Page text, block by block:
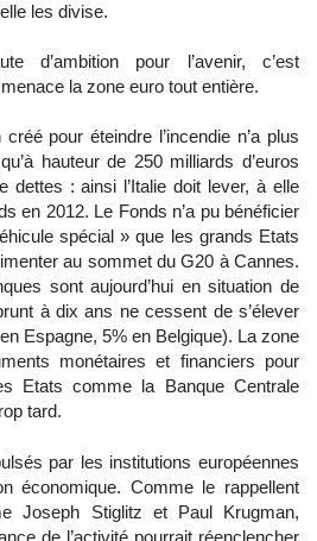
les divise.
d’ambition pour l’avenir, c’est
la zone euro tout entière.
pour éteindre l’incendie n’a plus
hauteur de 250 milliards d’euros
dettes : ainsi l’Italie doit lever, à elle
en 2012. Le Fonds n’a pu bénéficier
spécial » que les grands Etats
au sommet du G20 à Cannes.
sont aujourd’hui en situation de
à dix ans ne cessent de s’élever
Espagne, 5% en Belgique). La zone
monétaires et financiers pour
Etats comme la Banque Centrale
tard.
par les institutions européennes
économique. Comme le rappellent
Joseph Stiglitz et Paul Krugman,
de l’activité pourrait réenclencher